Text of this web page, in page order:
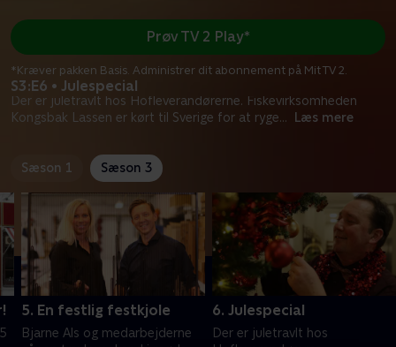
S3:E6 • Julespecial
Der er juletravlt hos Hofleverandørerne. Fiskevirksomheden
Kongsbak Lassen er kørt til Sverige for at ryge... Læs mere
Prøv TV 2 Play*
*Kræver pakken Basis. Administrer dit abonnement på Mit TV 2.
Sæson 1 Sæson 3
5. En festlig festkjole
Bjarne Als og medarbejderne
6. Julespecial
Der er juletravlt hos